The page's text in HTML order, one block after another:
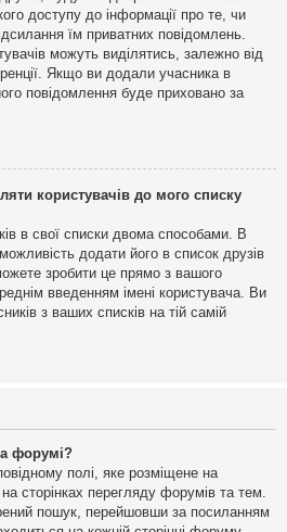
доступу до інформації про те, чи
їм приватних повідомлень.
можуть виділятись, залежно від
Якщо ви додали учасника в
повідомлення буде приховано за
користувачів до мого списку
в свої списки двома способами. В
додати його в список друзів
зробити це прямо з вашого
введенням імені користувача. Ви
з ваших списків на тій самій
форумі?
полі, яке розміщене на
сторінках перегляду форумів та тем.
пошук, перейшовши за посиланням